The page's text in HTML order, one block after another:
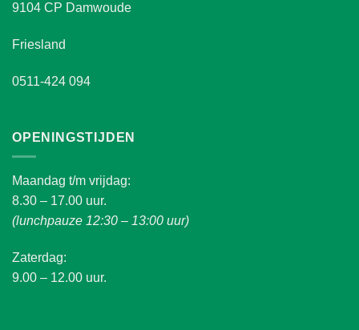
9104 CP Damwoude
Friesland
0511-424 094
OPENINGSTIJDEN
Maandag t/m vrijdag:
8.30 – 17.00 uur.
(lunchpauze 12:30 – 13:00 uur)
Zaterdag:
9.00 – 12.00 uur.